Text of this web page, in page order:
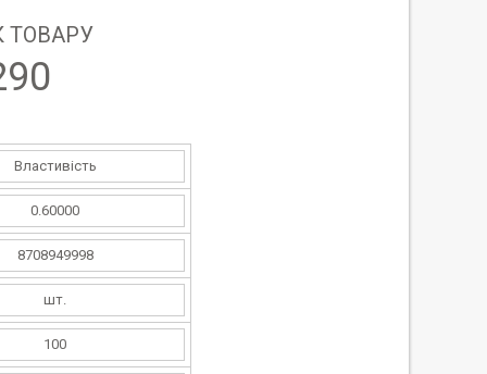
ТОВАРУ
Властивість
0.60000
8708949998
шт.
100